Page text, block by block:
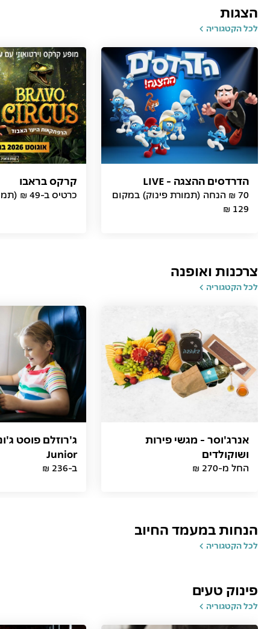
הצגות
לכל הקטגוריה
הדרדסים ההצגה - LIVE
70 ₪ הנחה (תמורת פינוק) במקום
129 ₪
קרקס בראבו
כרטיס ב-49 ₪ (תמורת פינוק)
צרכנות ואופנה
לכל הקטגוריה
אנרג'וסר - מגשי פירות
ושוקולדים
החל מ-270 ₪
Junior
ב-236 ₪
הנחות במעמד החיוב
לכל הקטגוריה
פינוק טעים
לכל הקטגוריה